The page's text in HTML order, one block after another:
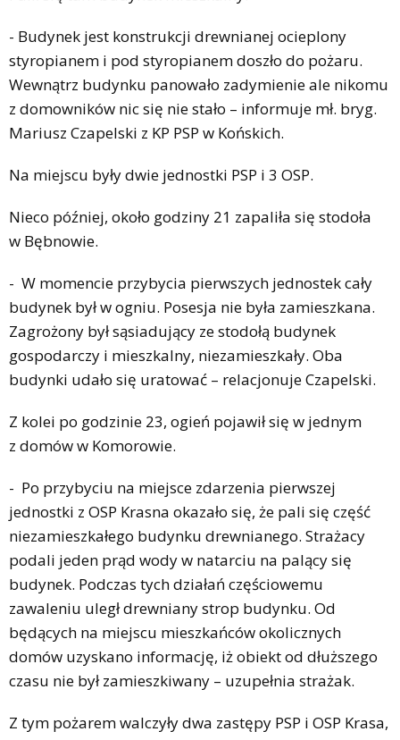
- Budynek jest konstrukcji drewnianej ocieplony
styropianem i pod styropianem doszło do pożaru.
Wewnątrz budynku panowało zadymienie ale nikomu
z domowników nic się nie stało – informuje mł. bryg.
Mariusz Czapelski z KP PSP w Końskich.
Na miejscu były dwie jednostki PSP i 3 OSP.
Nieco później, około godziny 21 zapaliła się stodoła
w Bębnowie.
- W momencie przybycia pierwszych jednostek cały
budynek był w ogniu. Posesja nie była zamieszkana.
Zagrożony był sąsiadujący ze stodołą budynek
gospodarczy i mieszkalny, niezamieszkały. Oba
budynki udało się uratować – relacjonuje Czapelski.
Z kolei po godzinie 23, ogień pojawił się w jednym
z domów w Komorowie.
- Po przybyciu na miejsce zdarzenia pierwszej
jednostki z OSP Krasna okazało się, że pali się część
niezamieszkałego budynku drewnianego. Strażacy
podali jeden prąd wody w natarciu na palący się
budynek. Podczas tych działań częściowemu
zawaleniu uległ drewniany strop budynku. Od
będących na miejscu mieszkańców okolicznych
domów uzyskano informację, iż obiekt od dłuższego
czasu nie był zamieszkiwany – uzupełnia strażak.
Z tym pożarem walczyły dwa zastępy PSP i OSP Krasa,